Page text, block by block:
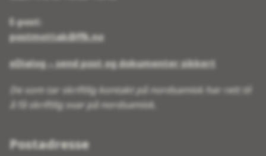
E-post:
postmottak@ffk.no
eDialog – send post og dokumenter sikkert
De som tar skriftlig kontakt på nordsamisk har rett til
å få skriftlig svar på nordsamisk.
Postadresse